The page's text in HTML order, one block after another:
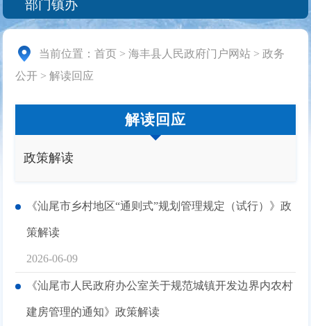
部门镇办
当前位置：首页 >海丰县人民政府门户网站 >政务
公开 >解读回应
解读回应
政策解读
《汕尾市乡村地区“通则式”规划管理规定（试行）》政
策解读
2026-06-09
《汕尾市人民政府办公室关于规范城镇开发边界内农村
建房管理的通知》政策解读